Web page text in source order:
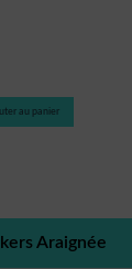
au panier
Araignée